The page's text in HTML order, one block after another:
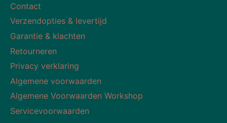
Contact
Verzendopties & levertijd
Garantie & klachten
Retourneren
Privacy verklaring
Algemene voorwaarden
Algemene Voorwaarden Workshop
Servicevoorwaarden